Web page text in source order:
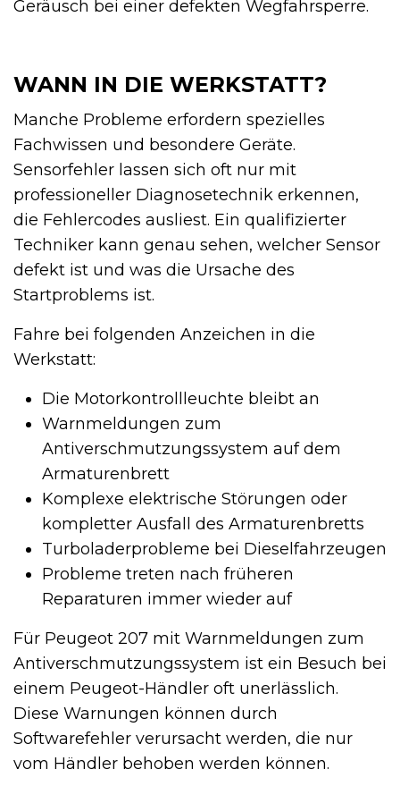
Geräusch bei einer defekten Wegfahrsperre.
WANN IN DIE WERKSTATT?
Manche Probleme erfordern spezielles
Fachwissen und besondere Geräte.
Sensorfehler lassen sich oft nur mit
professioneller Diagnosetechnik erkennen,
die Fehlercodes ausliest. Ein qualifizierter
Techniker kann genau sehen, welcher Sensor
defekt ist und was die Ursache des
Startproblems ist.
Fahre bei folgenden Anzeichen in die
Werkstatt:
Die Motorkontrollleuchte bleibt an
Warnmeldungen zum
Antiverschmutzungssystem auf dem
Armaturenbrett
Komplexe elektrische Störungen oder
kompletter Ausfall des Armaturenbretts
Turboladerprobleme bei Dieselfahrzeugen
Probleme treten nach früheren
Reparaturen immer wieder auf
Für Peugeot 207 mit Warnmeldungen zum
Antiverschmutzungssystem ist ein Besuch bei
einem Peugeot-Händler oft unerlässlich.
Diese Warnungen können durch
Softwarefehler verursacht werden, die nur
vom Händler behoben werden können.